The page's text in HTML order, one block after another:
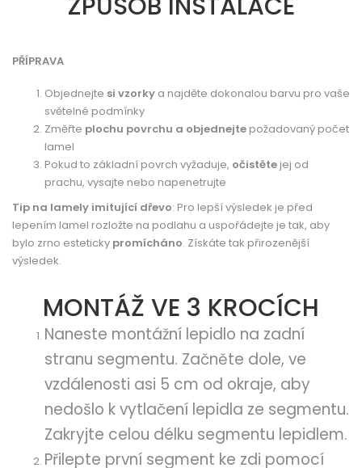
PŘÍPRAVA
Objednejte si vzorky a najděte dokonalou barvu pro vaše
světelné podmínky
Změřte plochu povrchu a objednejte požadovaný počet
lamel
Pokud to základní povrch vyžaduje, očistěte jej od
prachu, vysajte nebo napenetrujte
Tip na lamely imitující dřevo: Pro lepší výsledek je před
lepením lamel rozložte na podlahu a uspořádejte je tak, aby
bylo zrno esteticky promícháno. Získáte tak přirozenější
výsledek.
MONTÁŽ VE 3 KROCÍCH
Naneste montážní lepidlo na zadní
stranu segmentu. Začněte dole, ve
vzdálenosti asi 5 cm od okraje, aby
nedošlo k vytlačení lepidla ze segmentu.
Zakryjte celou délku segmentu lepidlem.
Přilepte první segment ke zdi pomocí